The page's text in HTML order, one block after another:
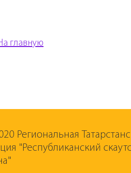
главную
Региональная
"Республиканский